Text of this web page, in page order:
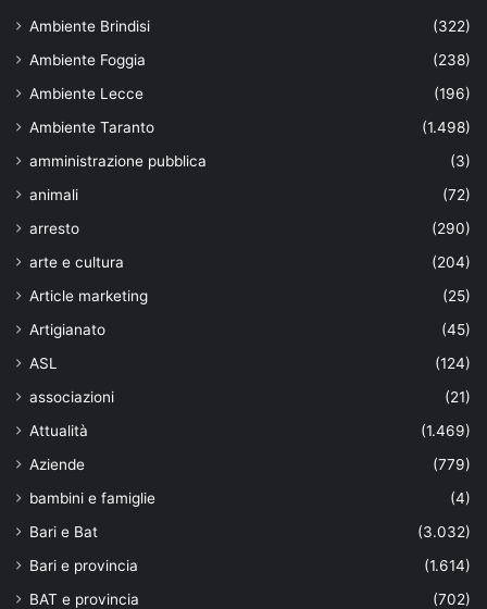
Ambiente Brindisi
(322)
Ambiente Foggia
(238)
Ambiente Lecce
(196)
Ambiente Taranto
(1.498)
amministrazione pubblica
(3)
animali
(72)
arresto
(290)
arte e cultura
(204)
Article marketing
(25)
Artigianato
(45)
ASL
(124)
associazioni
(21)
Attualità
(1.469)
Aziende
(779)
bambini e famiglie
(4)
Bari e Bat
(3.032)
Bari e provincia
(1.614)
BAT e provincia
(702)